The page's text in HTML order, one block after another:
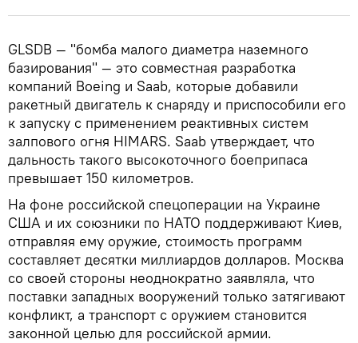
GLSDB — "бомба малого диаметра наземного
базирования" — это совместная разработка
компаний Boeing и Saab, которые добавили
ракетный двигатель к снаряду и приспособили его
к запуску с применением реактивных систем
залпового огня HIMARS. Saab утверждает, что
дальность такого высокоточного боеприпаса
превышает 150 километров.
На фоне российской спецоперации на Украине
США и их союзники по НАТО поддерживают Киев,
отправляя ему оружие, стоимость программ
составляет десятки миллиардов долларов. Москва
со своей стороны неоднократно заявляла, что
поставки западных вооружений только затягивают
конфликт, а транспорт с оружием становится
законной целью для российской армии.